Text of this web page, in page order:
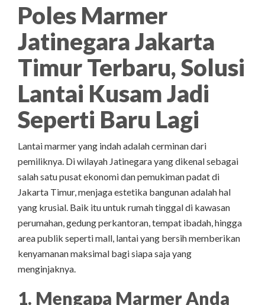
Poles Marmer
Jatinegara Jakarta
Timur Terbaru, Solusi
Lantai Kusam Jadi
Seperti Baru Lagi
Lantai marmer yang indah adalah cerminan dari
pemiliknya. Di wilayah Jatinegara yang dikenal sebagai
salah satu pusat ekonomi dan pemukiman padat di
Jakarta Timur, menjaga estetika bangunan adalah hal
yang krusial. Baik itu untuk rumah tinggal di kawasan
perumahan, gedung perkantoran, tempat ibadah, hingga
area publik seperti mall, lantai yang bersih memberikan
kenyamanan maksimal bagi siapa saja yang
menginjaknya.
1. Mengapa Marmer Anda